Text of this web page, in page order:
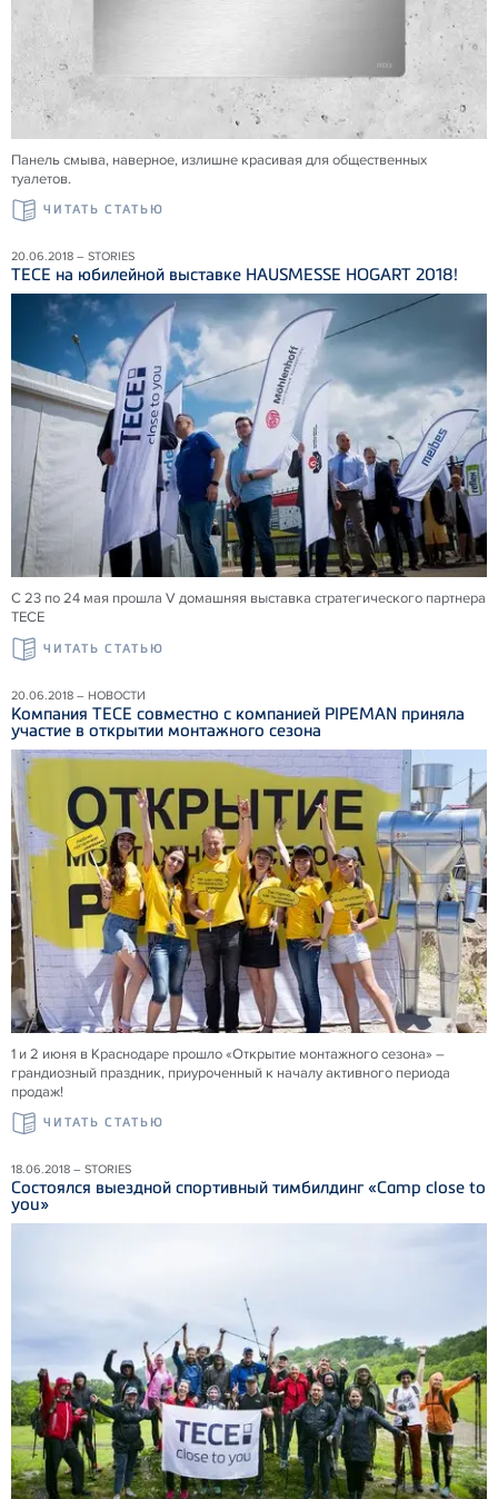
Панель смыва, наверное, излишне красивая для общественных
туалетов.
ЧИТАТЬ СТАТЬЮ
20.06.2018 – STORIES
ТЕСЕ на юбилейной выставке HAUSMESSE HOGART 2018!
С 23 по 24 мая прошла V домашняя выставка стратегического партнера
ТЕСЕ
ЧИТАТЬ СТАТЬЮ
20.06.2018 – НОВОСТИ
Компания ТЕСЕ совместно с компанией PIPEMAN приняла
участие в открытии монтажного сезона
1 и 2 июня в Краснодаре прошло «Открытие монтажного сезона» –
грандиозный праздник, приуроченный к началу активного периода
продаж!
ЧИТАТЬ СТАТЬЮ
18.06.2018 – STORIES
Состоялся выездной спортивный тимбилдинг «Camp close to
you»